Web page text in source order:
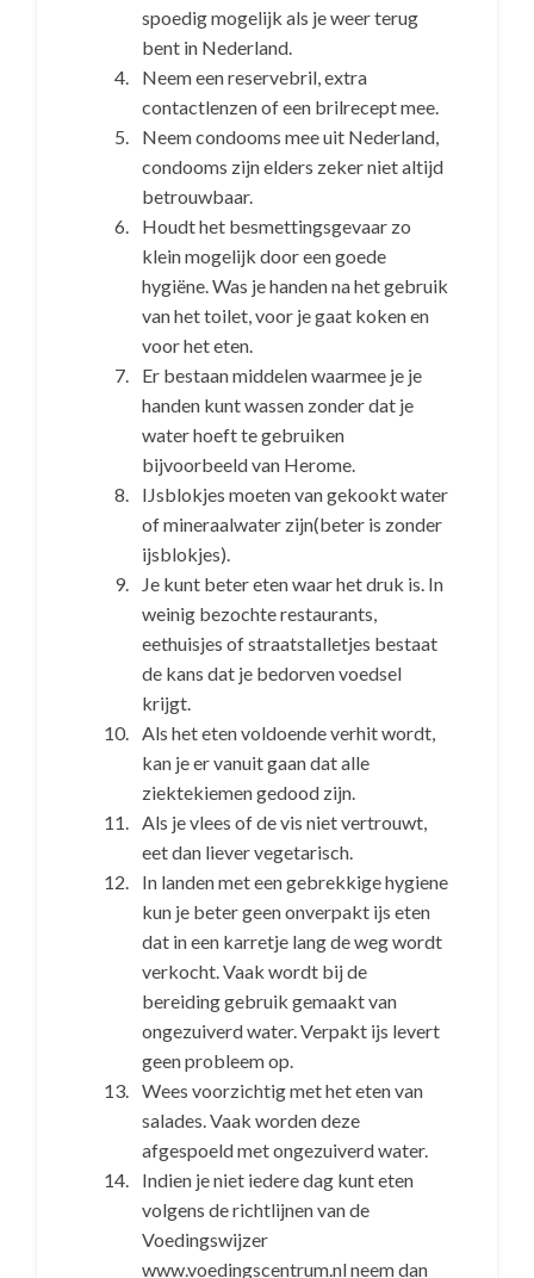
spoedig mogelijk als je weer terug
bent in Nederland.
Neem een reservebril, extra
contactlenzen of een brilrecept mee.
Neem condooms mee uit Nederland,
condooms zijn elders zeker niet altijd
betrouwbaar.
Houdt het besmettingsgevaar zo
klein mogelijk door een goede
hygiëne. Was je handen na het gebruik
van het toilet, voor je gaat koken en
voor het eten.
Er bestaan middelen waarmee je je
handen kunt wassen zonder dat je
water hoeft te gebruiken
bijvoorbeeld van Herome.
IJsblokjes moeten van gekookt water
of mineraalwater zijn(beter is zonder
ijsblokjes).
Je kunt beter eten waar het druk is. In
weinig bezochte restaurants,
eethuisjes of straatstalletjes bestaat
de kans dat je bedorven voedsel
krijgt.
Als het eten voldoende verhit wordt,
kan je er vanuit gaan dat alle
ziektekiemen gedood zijn.
Als je vlees of de vis niet vertrouwt,
eet dan liever vegetarisch.
In landen met een gebrekkige hygiene
kun je beter geen onverpakt ijs eten
dat in een karretje lang de weg wordt
verkocht. Vaak wordt bij de
bereiding gebruik gemaakt van
ongezuiverd water. Verpakt ijs levert
geen probleem op.
Wees voorzichtig met het eten van
salades. Vaak worden deze
afgespoeld met ongezuiverd water.
Indien je niet iedere dag kunt eten
volgens de richtlijnen van de
Voedingswijzer
www.voedingscentrum.nl neem dan